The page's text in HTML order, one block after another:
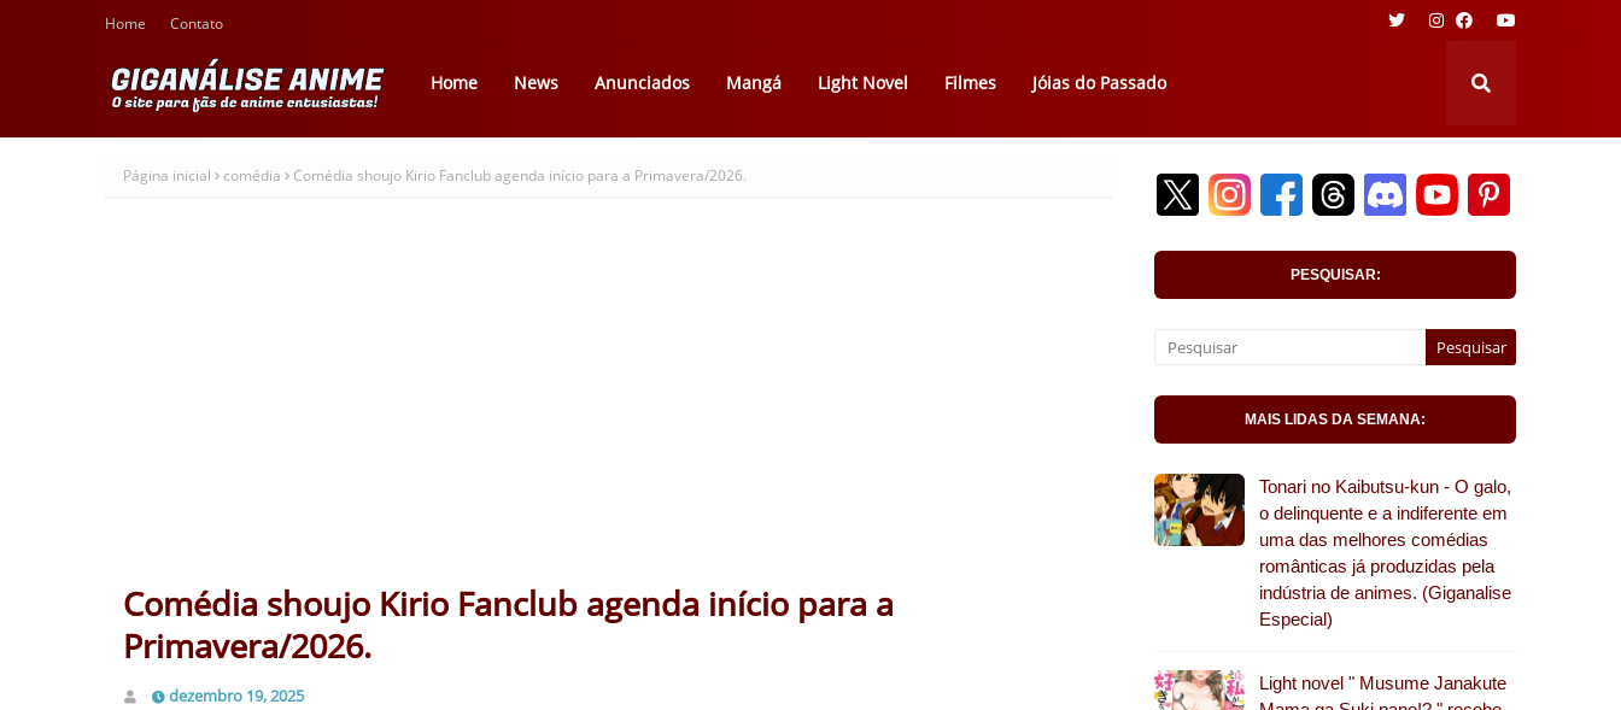
Home Contato
Home News Anunciados Mangá Light Novel Filmes Jóias do Passado
Página inicial comédia Comédia shoujo Kirio Fanclub agenda início para a Primavera/2026.
Comédia shoujo Kirio Fanclub agenda início para a
Primavera/2026.
dezembro 19, 2025
PESQUISAR:
MAIS LIDAS DA SEMANA:
Tonari no Kaibutsu-kun - O galo,
o delinquente e a indiferente em
uma das melhores comédias
românticas já produzidas pela
indústria de animes. (Giganalise
Especial)
Light novel " Musume Janakute